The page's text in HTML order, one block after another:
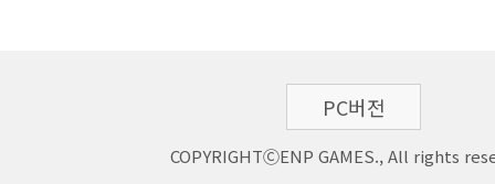
PC버전
COPYRIGHTⒸENP GAMES., All rights